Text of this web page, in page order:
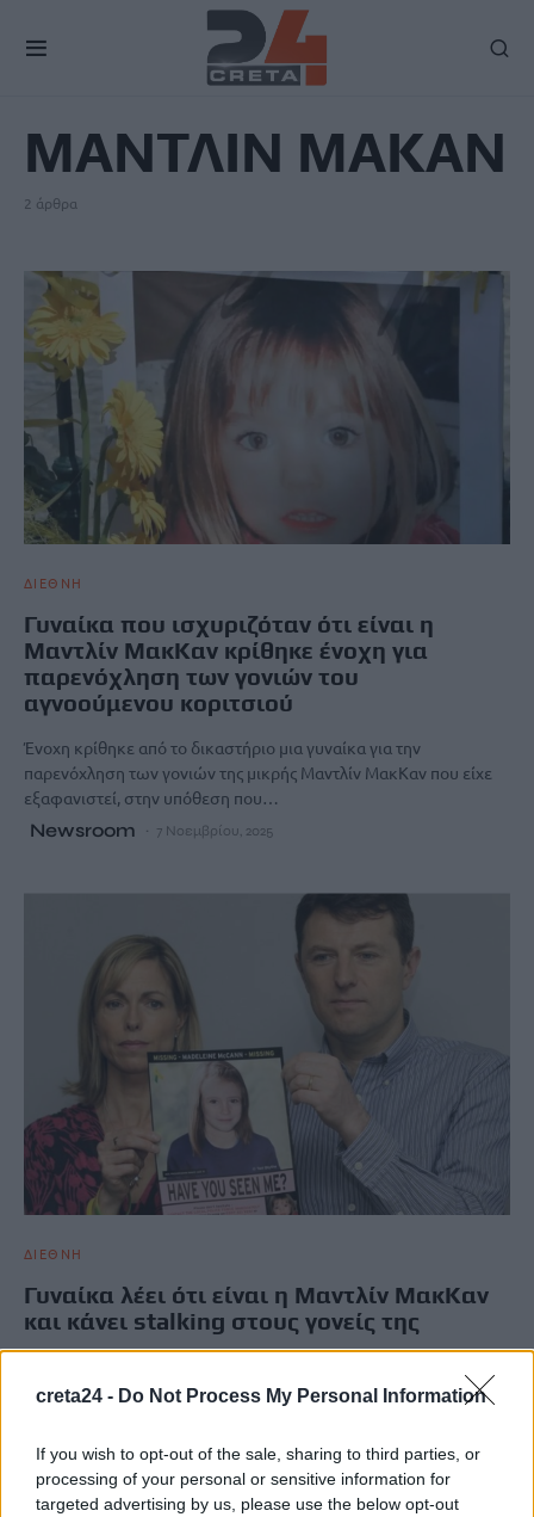
creta24 - Do Not Process My Personal Information
If you wish to opt-out of the sale, sharing to third parties, or
processing of your personal or sensitive information for
targeted advertising by us, please use the below opt-out
ΜΑΝΤΛΙΝ ΜΑΚΑΝ
2 άρθρα
ΔΙΕΘΝΗ
Γυναίκα που ισχυριζόταν ότι είναι η
Μαντλίν ΜακΚαν κρίθηκε ένοχη για
παρενόχληση των γονιών του
αγνοούμενου κοριτσιού
Ένοχη κρίθηκε από το δικαστήριο μια γυναίκα για την
παρενόχληση των γονιών της μικρής Μαντλίν ΜακΚαν που είχε
εξαφανιστεί, στην υπόθεση που…
Newsroom 7 Νοεμβρίου, 2025
ΔΙΕΘΝΗ
Γυναίκα λέει ότι είναι η Μαντλίν ΜακΚαν
και κάνει stalking στους γονείς της
ΜακΚάν προκαλεί μία γυναίκα από την Πολωνία, η οποία
Newsroom 8 Οκτωβρίου, 2025